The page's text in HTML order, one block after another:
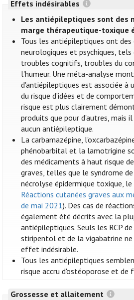
Effets indésirables
Les antiépileptiques sont des
marge thérapeutique-toxique
Tous les antiépileptiques ont
neurologiques et psychiques,
troubles cognitifs, troubles du
l'humeur. Une méta-analyse
d'antiépileptiques est associée à
du risque d’idées et de
risque est plus clairement
produits que pour d'autres, mais
aucun antiépileptique.
La carbamazépine,
phénobarbital et la lamotrigine
des médicaments à haut risque
graves, telles que le syndrome
nécrolyse épidermique toxique, le
Réactions cutanées graves aux
de mai 2021). Des cas de
également été décrits avec la
antiépileptiques. Seuls les RCP
stiripentol et de la vigabatrine
effet indésirable.
Tous les antiépileptiques
risque accru d'ostéoporose et de
Grossesse et allaitement